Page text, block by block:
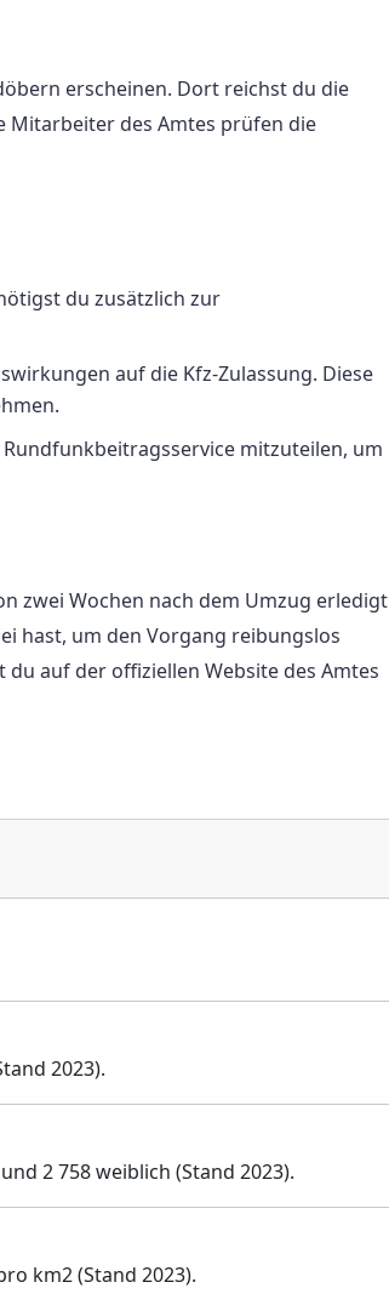
erscheinen. Dort reichst du die
Mitarbeiter des Amtes prüfen die
du zusätzlich zur
auf die Kfz-Zulassung. Diese
mitzuteilen, um
zwei Wochen nach dem Umzug erledigt
hast, um den Vorgang reibungslos
auf der offiziellen Website des Amtes
2023).
2 758 weiblich (Stand 2023).
km2 (Stand 2023).